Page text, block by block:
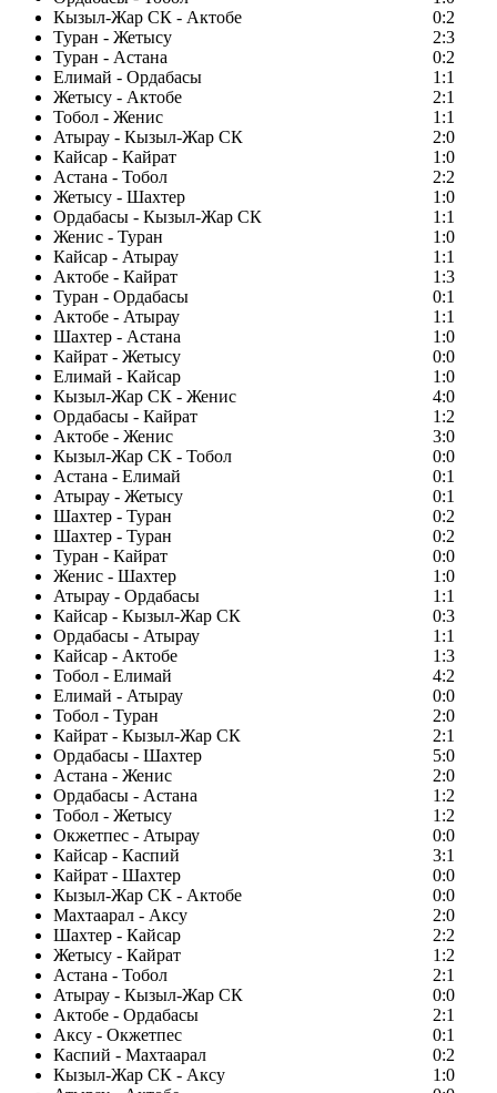
Кызыл-Жар СК - Актобе
0:2
Туран - Жетысу
2:3
Туран - Астана
0:2
Елимай - Ордабасы
1:1
Жетысу - Актобе
2:1
Тобол - Женис
1:1
Атырау - Кызыл-Жар СК
2:0
Кайсар - Кайрат
1:0
Астана - Тобол
2:2
Жетысу - Шахтер
1:0
Ордабасы - Кызыл-Жар СК
1:1
Женис - Туран
1:0
Кайсар - Атырау
1:1
Актобе - Кайрат
1:3
Туран - Ордабасы
0:1
Актобе - Атырау
1:1
Шахтер - Астана
1:0
Кайрат - Жетысу
0:0
Елимай - Кайсар
1:0
Кызыл-Жар СК - Женис
4:0
Ордабасы - Кайрат
1:2
Актобе - Женис
3:0
Кызыл-Жар СК - Тобол
0:0
Астана - Елимай
0:1
Атырау - Жетысу
0:1
Шахтер - Туран
0:2
Шахтер - Туран
0:2
Туран - Кайрат
0:0
Женис - Шахтер
1:0
Атырау - Ордабасы
1:1
Кайсар - Кызыл-Жар СК
0:3
Ордабасы - Атырау
1:1
Кайсар - Актобе
1:3
Тобол - Елимай
4:2
Елимай - Атырау
0:0
Тобол - Туран
2:0
Кайрат - Кызыл-Жар СК
2:1
Ордабасы - Шахтер
5:0
Астана - Женис
2:0
Ордабасы - Астана
1:2
Тобол - Жетысу
1:2
Окжетпес - Атырау
0:0
Кайсар - Каспий
3:1
Кайрат - Шахтер
0:0
Кызыл-Жар СК - Актобе
0:0
Махтаарал - Аксу
2:0
Шахтер - Кайсар
2:2
Жетысу - Кайрат
1:2
Астана - Тобол
2:1
Атырау - Кызыл-Жар СК
0:0
Актобе - Ордабасы
2:1
Аксу - Окжетпес
0:1
Каспий - Махтаарал
0:2
Кызыл-Жар СК - Аксу
1:0